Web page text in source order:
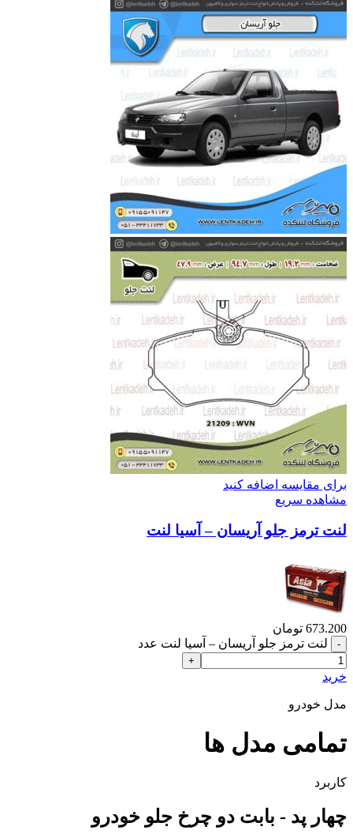
برای مقایسه اضافه کنید
مشاهده سریع
لنت ترمز جلو آریسان – آسیا لنت
673.200 تومان
لنت ترمز جلو آریسان – آسیا لنت عدد
خرید
مدل خودرو
تمامی مدل ها
کاربرد
چهار پد - بابت دو چرخ جلو خودرو